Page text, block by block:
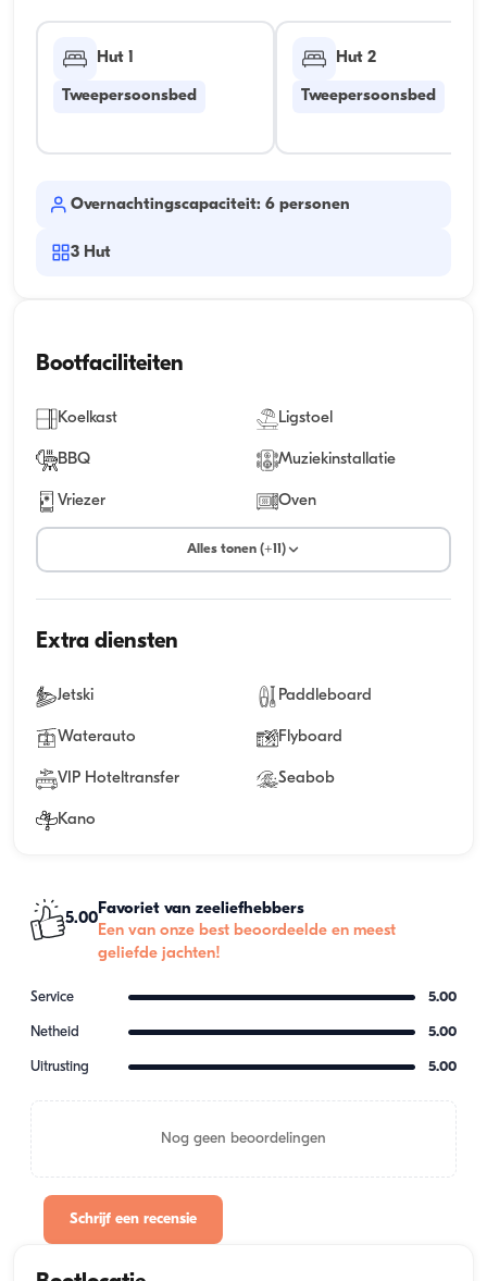
Hut 1
Tweepersoonsbed
Hut 2
Tweepersoonsbed
Overnachtingscapaciteit: 6 personen
3 Hut
Bootfaciliteiten
Koelkast Ligstoel
BBQ Muziekinstallatie
Vriezer Oven
Alles tonen (+11)
Extra diensten
Jetski Paddleboard
Waterauto Flyboard
VIP Hoteltransfer Seabob
Kano
5.00
Favoriet van zeeliefhebbers
Een van onze best beoordeelde en meest
geliefde jachten!
Service 5.00
Netheid 5.00
Uitrusting 5.00
Nog geen beoordelingen
Schrijf een recensie